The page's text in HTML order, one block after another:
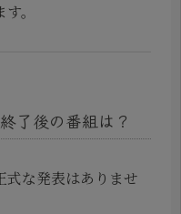
。
了後の番組は？
式な発表はありませ